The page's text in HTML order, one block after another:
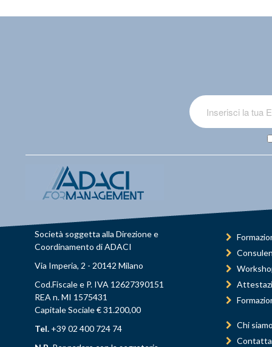
Società soggetta alla Direzione e
Coordinamento di ADACI
Via Imperia, 2 - 20142 Milano
Cod.Fiscale e P. IVA 12627390151
REA n. MI 1575431
Capitale Sociale € 31.200,00
Tel. +39 02 400 724 74
Chi siamo